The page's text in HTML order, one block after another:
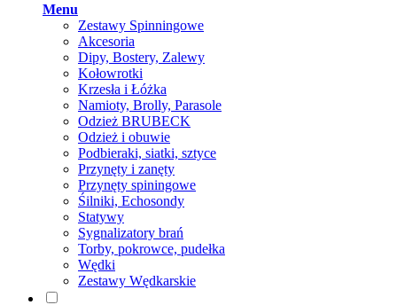
Menu
Zestawy Spinningowe
Akcesoria
Dipy, Bostery, Zalewy
Kołowrotki
Krzesła i Łóżka
Namioty, Brolly, Parasole
Odzież BRUBECK
Odzież i obuwie
Podbieraki, siatki, sztyce
Przynęty i zanęty
Przynęty spiningowe
Śilniki, Echosondy
Statywy
Sygnalizatory brań
Torby, pokrowce, pudełka
Wędki
Zestawy Wędkarskie